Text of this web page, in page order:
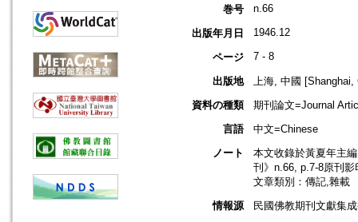
巻号
n.66
出版年月日 1946.12
ページ 7 - 8
出版地
上海, 中國 [Shanghai,
資料の種類
期刊論文=Journal
言語
中文=Chinese
ノート
本文收錄於黃夏年主
刊》n.66, p.7-8原刊影
文章類別：傳記,雜載
情報源
民國佛教期刊文獻集